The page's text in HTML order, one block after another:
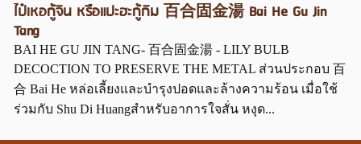
ไป๋เหอกู้จิน หรือแปะฮะกู้กิม 百合固金湯 Bai He Gu Jin
Tang
BAI HE GU JIN TANG- 百合固金湯 - LILY BULB
DECOCTION TO PRESERVE THE METAL ส่วนประกอบ 百
合 Bai He หล่อเลี้ยงและบำรุงปอดและล้างความร้อน เมื่อใช้
ร่วมกับ Shu Di Huangสำหรับอาการใจสั่น หงุด...